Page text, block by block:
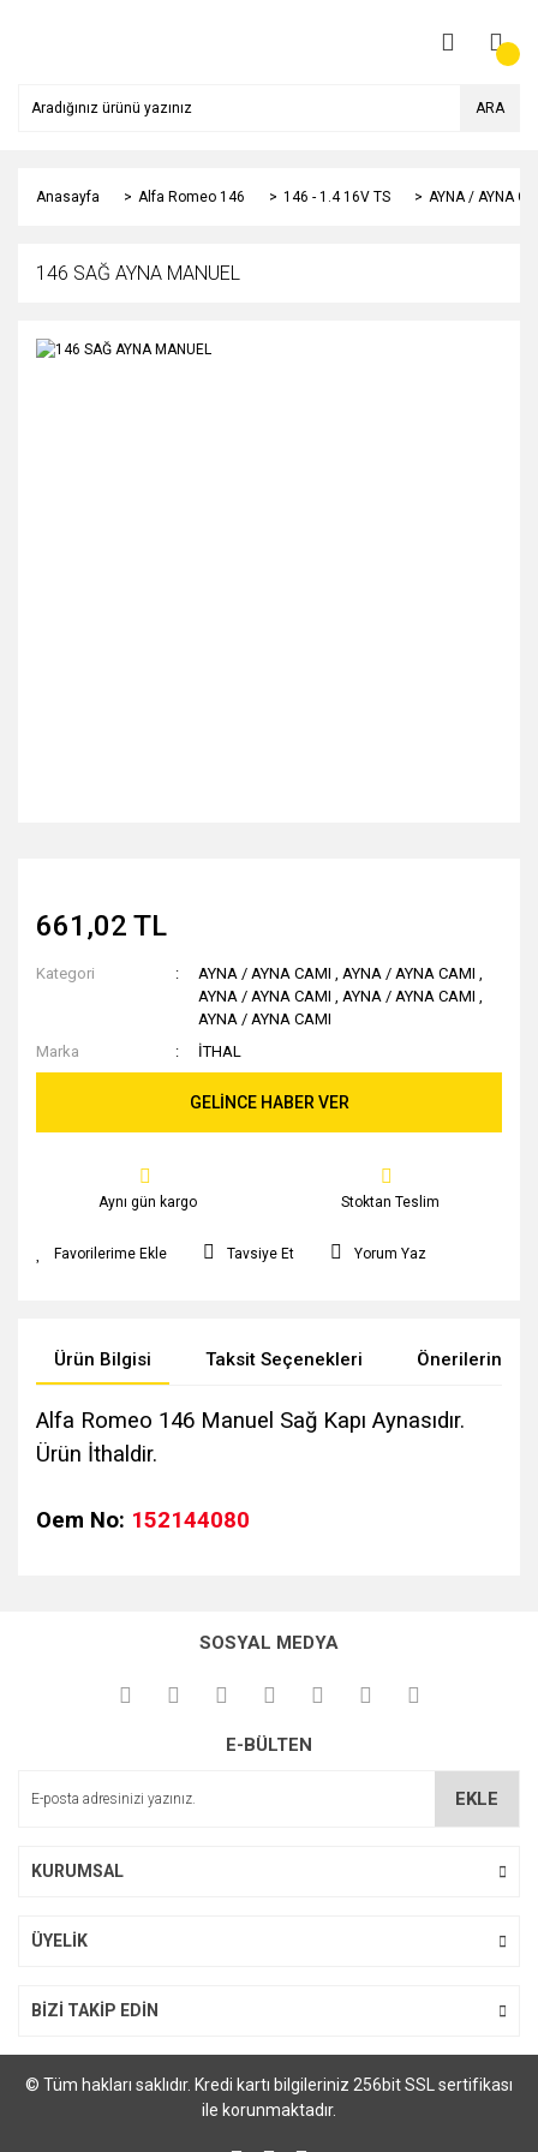
ARA
Anasayfa Alfa Romeo 146 146 - 1.4 16V TS AYNA / AYNA
146 SAĞ AYNA MANUEL
661,02 TL
Kategori AYNA / AYNA CAMI ,AYNA / AYNA CAMI ,
AYNA / AYNA CAMI ,AYNA / AYNA CAMI ,
AYNA / AYNA CAMI
Marka
İTHAL
GELİNCE HABER VER
Aynı gün kargo Stoktan Teslim
Tavsiye Et Yorum Yaz
Ürün Bilgisi Taksit Seçenekleri Önerileriniz
Alfa Romeo 146 Manuel Sağ Kapı Aynasıdır.
Ürün İthaldir.
Oem No: 152144080
kullanarak tarafımıza iletebilirsiniz.
Görüş ve önerileriniz için teşekkür ederiz.
Ürün açıklamasında eksik bilgiler bulunuyor.
SOSYAL MEDYA
E-BÜLTEN
EKLE
KURUMSAL
ÜYELİK
BİZİ TAKİP EDİN
© Tüm hakları saklıdır. Kredi kartı bilgileriniz 256bit SSL sertifikası
ile korunmaktadır.